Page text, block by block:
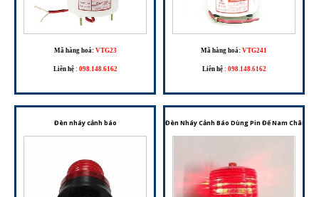
Mã hàng hoá: VTG23
Liên hệ : 098.148.6162
Mã hàng hoá: VTG241
Liên hệ : 098.148.6162
Đèn nháy cảnh báo Đèn Nháy Cảnh Báo Dùng Pin Đế Nam Châm